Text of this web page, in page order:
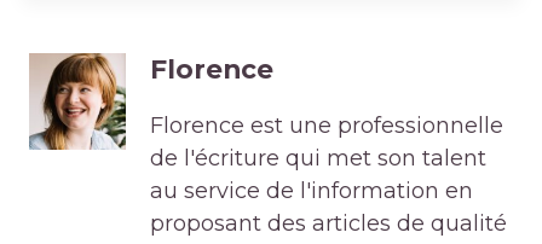
Florence
Florence est une professionnelle
de l'écriture qui met son talent
au service de l'information en
proposant des articles de qualité